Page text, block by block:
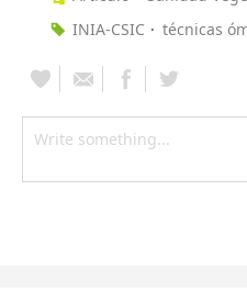
INIA-CSIC
técnicas